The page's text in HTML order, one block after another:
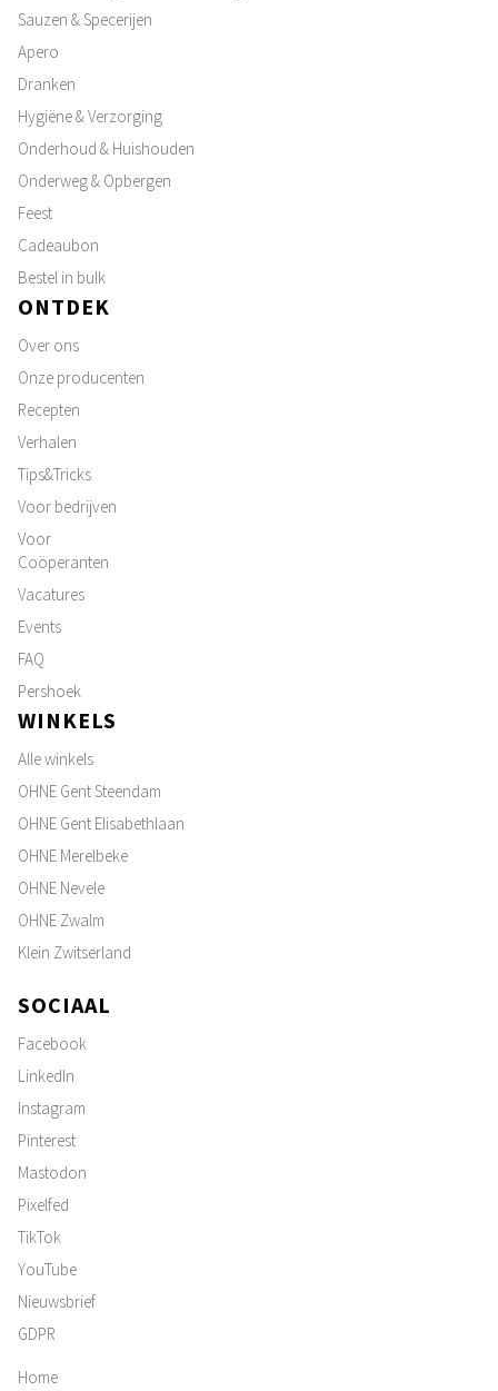
Sauzen & Specerijen
Apero
Dranken
Hygiëne & Verzorging
Onderhoud & Huishouden
Onderweg & Opbergen
Feest
Cadeaubon
Bestel in bulk
ONTDEK
Over ons
Onze producenten
Recepten
Verhalen
Tips&Tricks
Voor bedrijven
Voor
Coöperanten
Vacatures
Events
FAQ
Pershoek
WINKELS
Alle winkels
OHNE Gent Steendam
OHNE Gent Elisabethlaan
OHNE Merelbeke
OHNE Nevele
OHNE Zwalm
Klein Zwitserland
SOCIAAL
Facebook
LinkedIn
Instagram
Pinterest
Mastodon
Pixelfed
TikTok
YouTube
Nieuwsbrief
GDPR
Home